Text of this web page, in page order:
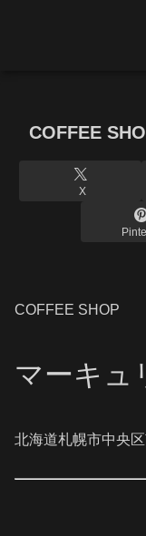
COFFEE
X
COFFEE SHOP
マーキュ
北海道札幌市中央